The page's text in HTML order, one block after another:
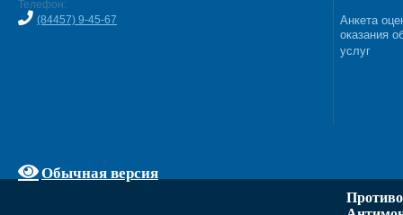
Телефон:
(84457) 9-45-67
Обычная версия
Анкета
оказания
услуг